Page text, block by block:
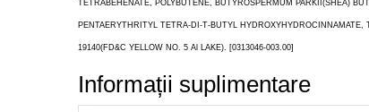
TETRABEHENATE, POLYBUTENE, BUTYROSPERMUM PARKII(SHEA)
PENTAERYTHRITYL TETRA-DI-T-BUTYL
19140(FD&C YELLOW NO. 5 Al LAKE). [0313046-003.00]
Informații suplimentare